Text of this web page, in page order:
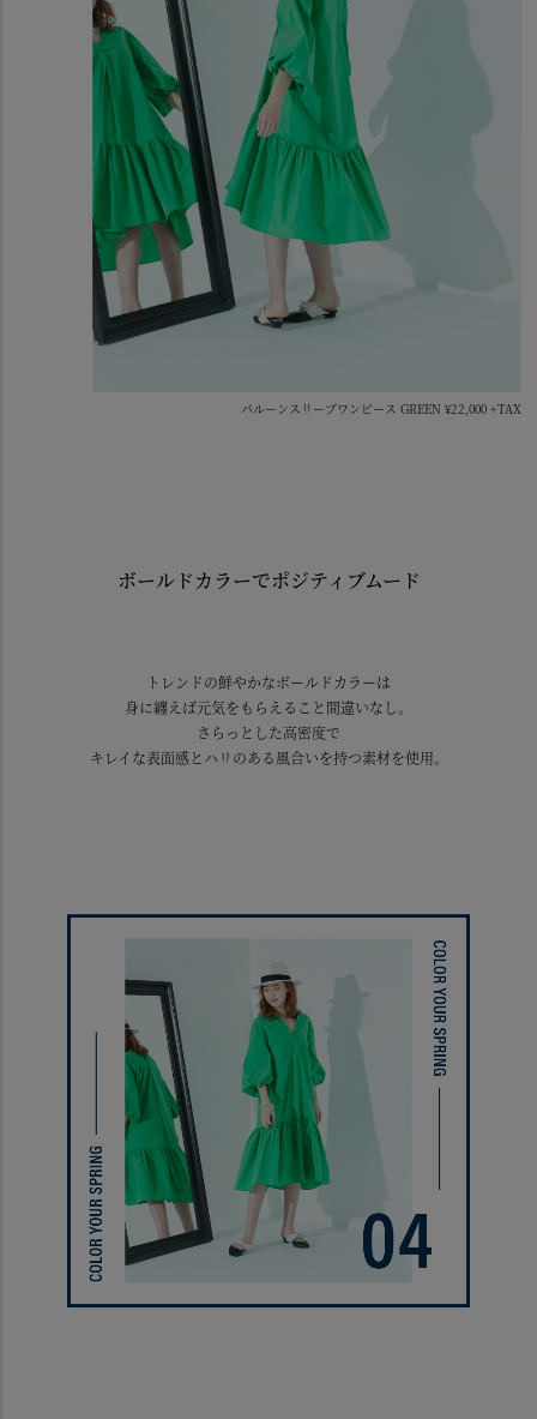
バルーンスリーブワンピース GREEN ¥22,000 +TAX
ボールドカラーでポジティブムード
トレンドの鮮やかなボールドカラーは
身に纏えば元気をもらえること間違いなし。
さらっとした高密度で
キレイな表面感とハリのある風合いを持つ素材を使用。